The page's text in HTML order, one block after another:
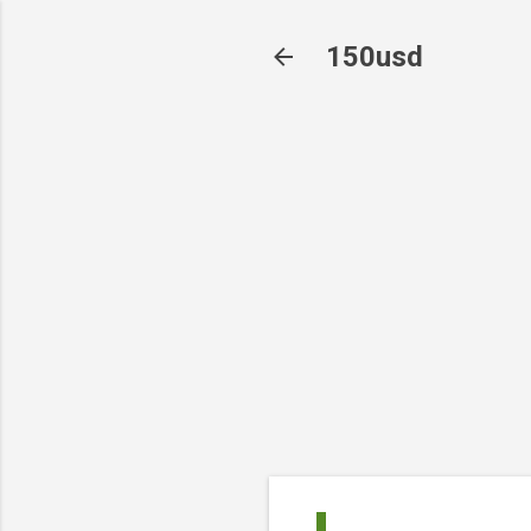
150usd